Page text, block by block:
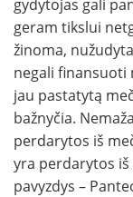
gydytojas gali
geram tikslui
žinoma,
negali finansuoti
jau pastatytą
bažnyčia.
perdarytos iš
yra perdarytos iš
pavyzdys –